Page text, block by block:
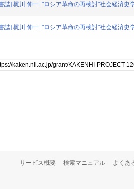
誌] 梶川 伸一: "ロシア革命の再検討"社会経済
誌] 梶川 伸一: "ロシア革命の再検討"社会経済
サービス概要 検索マニュアル よくあ